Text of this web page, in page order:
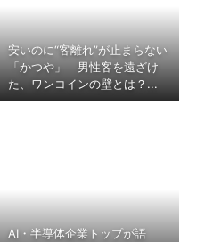
安いのに“客離れ”が止まらない
「かつや」 男性客を遠ざけ
た、ワンコインの壁とは？...
AI・半導体企業トップが語